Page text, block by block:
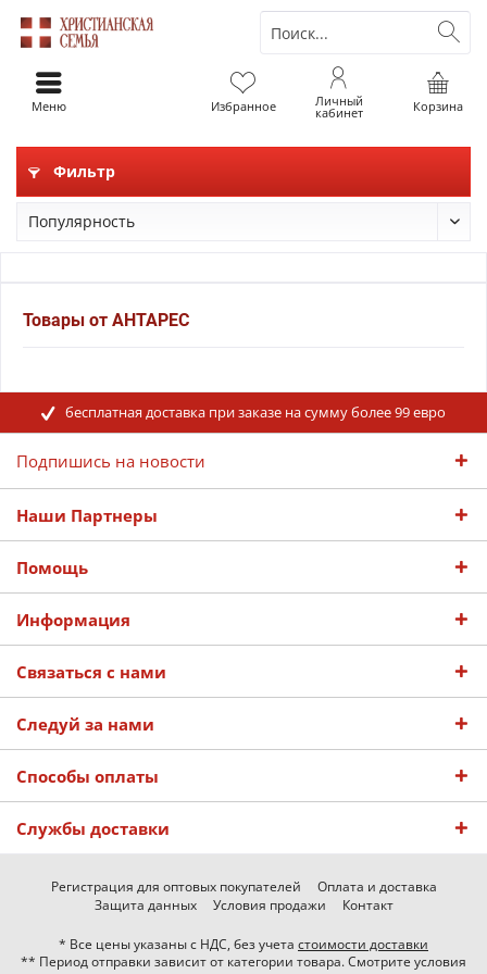
Корзина
Избранное Личный
кабинет
Меню
Фильтр
Товары от АНТАРЕС
бесплатная доставка при заказе на сумму более 99 евро
Подпишись на новости
Наши Партнеры
Помощь
Информация
Связаться с нами
Следуй за нами
Способы оплаты
Службы доставки
Регистрация для оптовых покупателей
Оплата и доставка
Защита данных
Условия продажи Контакт
* Все цены указаны с НДС, без учета стоимости доставки
** Период отправки зависит от категории товара. Смотрите условия